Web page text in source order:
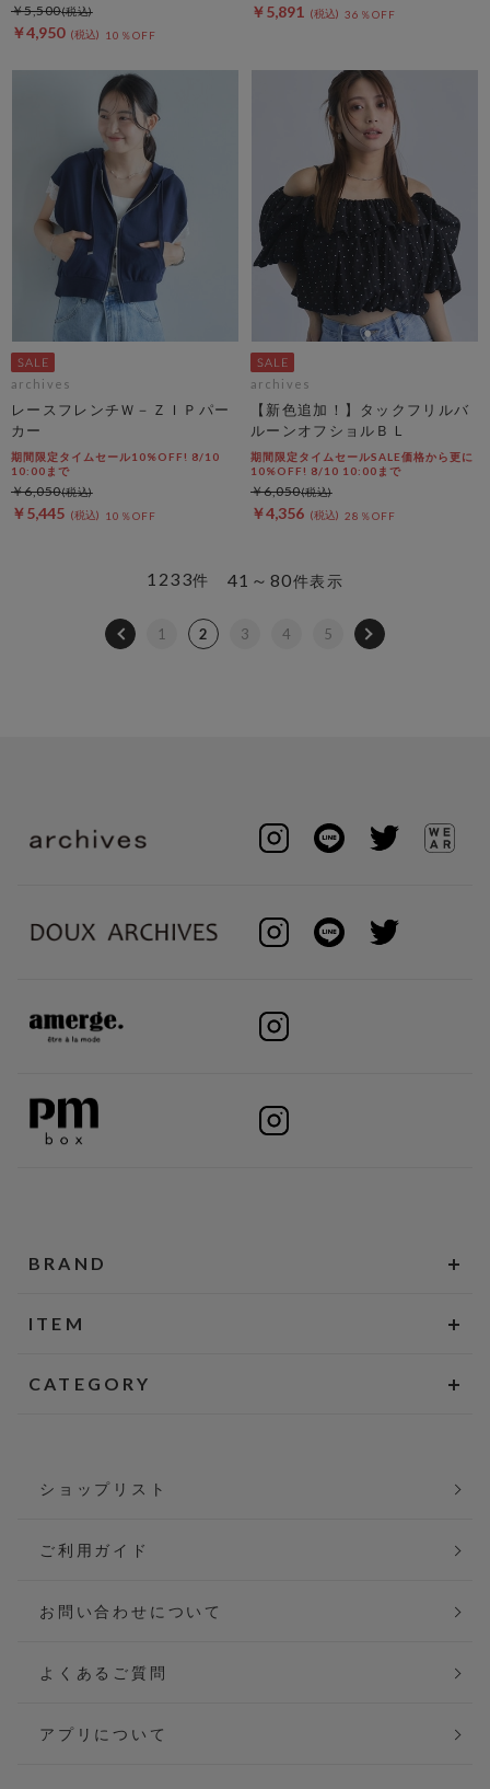
￥4,950 10％OFF
￥5,500 ￥5,891 36％OFF
archives
レースフレンチＷ－ＺＩＰパー
カー
期間限定タイムセール10%OFF! 8/10
10:00まで
￥5,445 10％OFF
￥6,050
archives
【新色追加！】タックフリルバ
ルーンオフショルＢＬ
期間限定タイムセールSALE価格から更に
10%OFF! 8/10 10:00まで
￥4,356 28％OFF
￥6,050
41～80件表示
1233件
1 2 3 4 5
BRAND
ITEM
CATEGORY
ショップリスト
ご利用ガイド
お問い合わせについて
よくあるご質問
アプリについて